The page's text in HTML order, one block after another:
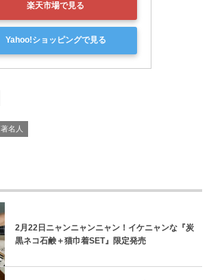
楽天市場で見る
Yahoo!ショッピングで見る
著名人
2月22日ニャンニャンニャン！イケニャンな『炭
黒ネコ石鹸＋猫巾着SET』限定発売